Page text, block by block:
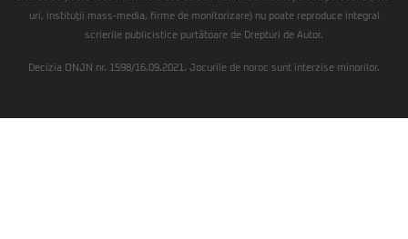
uri, instituţii mass-media, firme de monitorizare) nu poate reproduce integral
scrierile publicistice purtătoare de Drepturi de Autor.
Decizia ONJN nr. 1598/16.09.2021. Jocurile de noroc sunt interzise minorilor.